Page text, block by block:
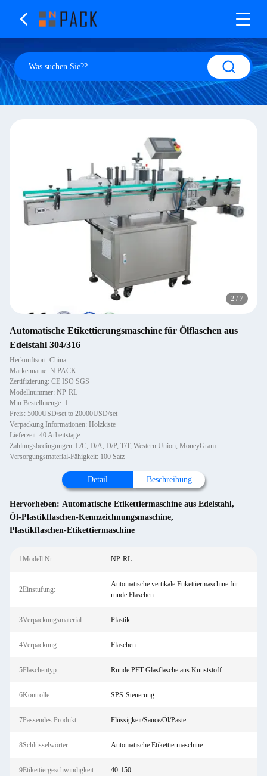
2 / 7
Automatische Etikettierungsmaschine für Ölflaschen aus
Edelstahl 304/316
Herkunftsort: China
Markenname: N PACK
Zertifizierung: CE ISO SGS
Modellnummer: NP-RL
Min Bestellmenge: 1
Preis: 5000USD/set to 20000USD/set
Verpackung Informationen: Holzkiste
Lieferzeit: 40 Arbeitstage
Zahlungsbedingungen: L/C, D/A, D/P, T/T, Western Union, MoneyGram
Versorgungsmaterial-Fähigkeit: 100 Satz
Detail Beschreibung
Hervorheben: Automatische Etikettiermaschine aus Edelstahl,
Öl-Plastikflaschen-Kennzeichnungsmaschine,
Plastikflaschen-Etikettiermaschine
1Modell Nr.: NP-RL
2Einstufung:
Automatische vertikale Etikettiermaschine für
runde Flaschen
3Verpackungsmaterial: Plastik
4Verpackung: Flaschen
5Flaschentyp: Runde PET-Glasflasche aus Kunststoff
6Kontrolle: SPS-Steuerung
7Passendes Produkt: Flüssigkeit/Sauce/Öl/Paste
8Schlüsselwörter: Automatische Etikettiermaschine
9Etikettiergeschwindigkeit
40-150